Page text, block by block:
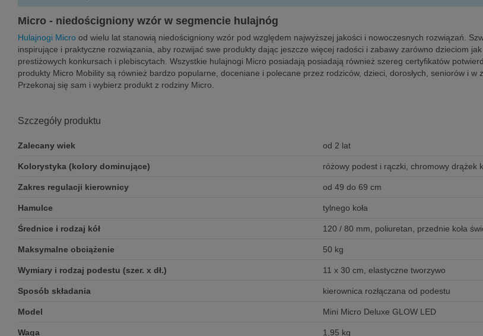
Micro - niedościgniony wzór w segmencie hulajnóg
Hulajnogi Micro od wielu lat stanowią niedościgniony wzór pod względem najwyższej jakości i nowoczesnych rozwiązań.
inspirujące i praktyczne rozwiązania, aby rozwijać swe produkty dając jeszcze więcej radości i zabawy zarówno dzieciom
prestiżowych konkursach i plebiscytach. Wszystkie hulajnogi Micro posiadają posiadają również szereg certyfikatów
produkty Micro Mobility są również bardzo popularne, doceniane i polecane przez rodziców, dzieci, dorosłych, seniorów i
Przekonaj się sam i wybierz produkt z rodziny Micro.
Szczegóły produktu
Zalecany wiek od 2 lat
Kolorystyka (kolory dominujące) różowy podest i rączki, chromowy drążek
Zakres regulacji kierownicy od 49 do 69 cm
Hamulce tylnego koła
Średnice i rodzaj kół 120 / 80 mm, poliuretan, przednie koła
Maksymalne obciążenie 50 kg
Wymiary i rodzaj podestu (szer. x dł.) 11 x 30 cm, elastyczne tworzywo
Sposób składania kierownica rozłączana od podestu
Model Mini Micro Deluxe GLOW LED
Waga 1,95 kg